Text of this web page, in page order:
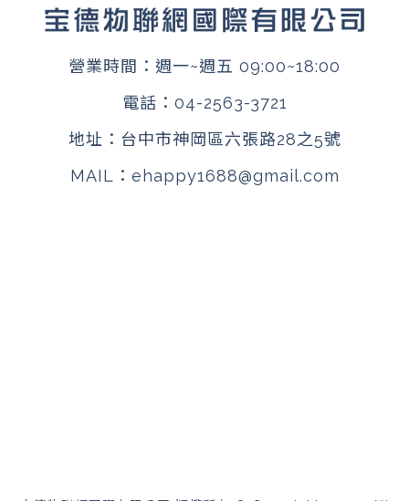
營業時間：週一~週五 09:00~18:00
電話： 04-2563-3721
地址： 台中市神岡區六張路28之5號
MAIL： ehappy1688@gmail.com